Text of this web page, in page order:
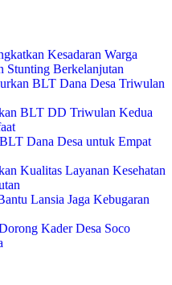
Kesadaran Warga
Stunting Berkelanjutan
BLT Dana Desa Triwulan
BLT DD Triwulan Kedua
Dana Desa untuk Empat
Kualitas Layanan Kesehatan
Lansia Jaga Kebugaran
Kader Desa Soco